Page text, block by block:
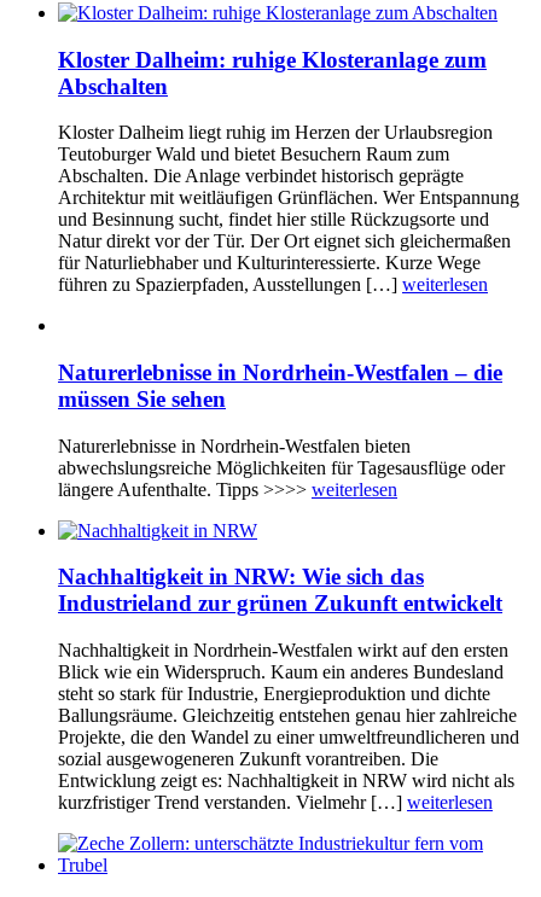
Kloster Dalheim: ruhige Klosteranlage zum
Abschalten
Kloster Dalheim liegt ruhig im Herzen der Urlaubsregion
Teutoburger Wald und bietet Besuchern Raum zum
Abschalten. Die Anlage verbindet historisch geprägte
Architektur mit weitläufigen Grünflächen. Wer Entspannung
und Besinnung sucht, findet hier stille Rückzugsorte und
Natur direkt vor der Tür. Der Ort eignet sich gleichermaßen
für Naturliebhaber und Kulturinteressierte. Kurze Wege
führen zu Spazierpfaden, Ausstellungen […] weiterlesen
Naturerlebnisse in Nordrhein-Westfalen – die
müssen Sie sehen
Naturerlebnisse in Nordrhein-Westfalen bieten
abwechslungsreiche Möglichkeiten für Tagesausflüge oder
längere Aufenthalte. Tipps >>>> weiterlesen
Nachhaltigkeit in NRW: Wie sich das
Industrieland zur grünen Zukunft entwickelt
Nachhaltigkeit in Nordrhein-Westfalen wirkt auf den ersten
Blick wie ein Widerspruch. Kaum ein anderes Bundesland
steht so stark für Industrie, Energieproduktion und dichte
Ballungsräume. Gleichzeitig entstehen genau hier zahlreiche
Projekte, die den Wandel zu einer umweltfreundlicheren und
sozial ausgewogeneren Zukunft vorantreiben. Die
Entwicklung zeigt es: Nachhaltigkeit in NRW wird nicht als
kurzfristiger Trend verstanden. Vielmehr […] weiterlesen